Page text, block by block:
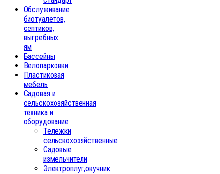
Обслуживание
биотуалетов,
септиков,
выгребных
ям
Бассейны
Велопарковки
Пластиковая
мебель
Садовая и
сельскохозяйственная
техника и
оборудование
Тележки
сельскохозяйственные
Садовые
измельчители
Электроплуг,окучник